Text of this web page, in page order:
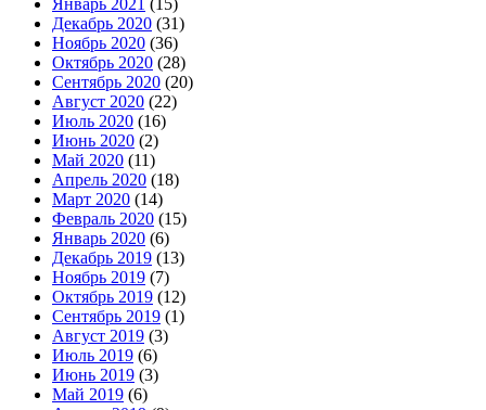
Январь 2021 (15)
Декабрь 2020 (31)
Ноябрь 2020 (36)
Октябрь 2020 (28)
Сентябрь 2020 (20)
Август 2020 (22)
Июль 2020 (16)
Июнь 2020 (2)
Май 2020 (11)
Апрель 2020 (18)
Март 2020 (14)
Февраль 2020 (15)
Январь 2020 (6)
Декабрь 2019 (13)
Ноябрь 2019 (7)
Октябрь 2019 (12)
Сентябрь 2019 (1)
Август 2019 (3)
Июль 2019 (6)
Июнь 2019 (3)
Май 2019 (6)